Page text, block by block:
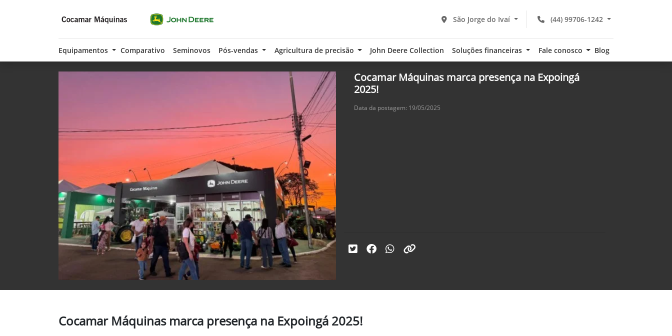
(44) 99706-1242
São Jorge do Ivaí
Equipamentos Comparativo Seminovos Pós-vendas Agricultura de precisão John Deere Collection Soluções financeiras Fale conosco Blog
Cocamar Máquinas marca presença na Expoingá
2025!
Data da postagem: 19/05/2025
Cocamar Máquinas marca presença na Expoingá 2025!